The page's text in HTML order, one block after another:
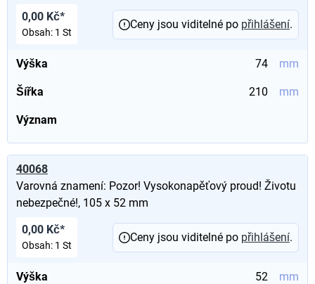
Výška 74 mm
Šířka 210 mm
Význam
0,00 Kč*
Obsah: 1 St
Ceny jsou viditelné po přihlášení.
40068
Varovná znamení: Pozor! Vysokonapěťový proud! Životu
nebezpečné!, 105 x 52 mm
Výška 52 mm
0,00 Kč*
Obsah: 1 St
Ceny jsou viditelné po přihlášení.